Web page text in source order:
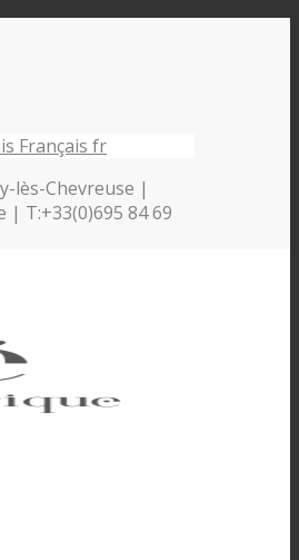
Français fr
lès-Chevreuse |
| T:+33(0)695 84 69